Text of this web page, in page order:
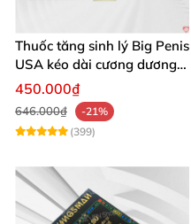
Thuốc tăng sinh lý Big Penis
USA kéo dài cương dương
chống xuất tinh sớm
450.000₫
646.000₫
-21%
(399)